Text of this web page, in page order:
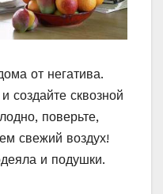
от негатива.
создайте сквозной
поверьте,
свежий воздух!
и подушки.